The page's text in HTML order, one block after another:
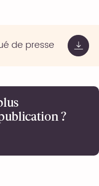
de presse
?